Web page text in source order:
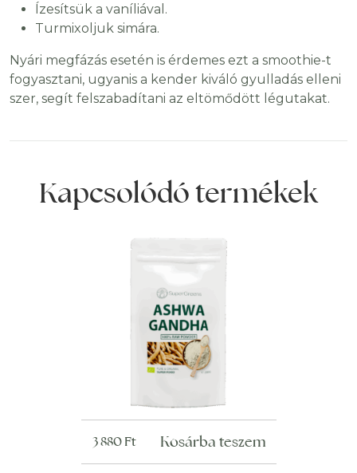
Ízesítsük a vaníliával.
Turmixoljuk simára.
Nyári megfázás esetén is érdemes ezt a smoothie-t
fogyasztani, ugyanis a kender kiváló gyulladás elleni
szer, segít felszabadítani az eltömődött légutakat.
Kapcsolódó termékek
3 880Ft Kosárba teszem